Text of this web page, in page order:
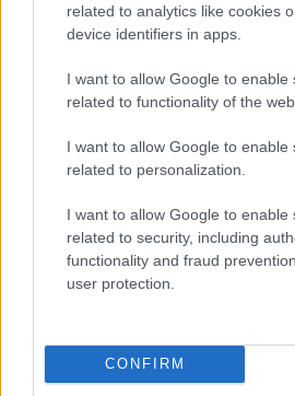
related to analytics like cookies
device identifiers in apps.
I want to allow Google to enable
related to functionality of the
I want to allow Google to enable
related to personalization.
I want to allow Google to enable
related to security, including
functionality and fraud
user protection.
CONFIRM
Paks II.: Mit jelent
mérföldköve a
Elkészült a Liszt
közelében lévő
Látlelet a hazai
Egyetlen, fél
Épített öröksége